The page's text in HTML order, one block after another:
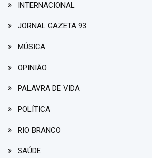
INTERNACIONAL
JORNAL GAZETA 93
MÚSICA
OPINIÃO
PALAVRA DE VIDA
POLÍTICA
RIO BRANCO
SAÚDE